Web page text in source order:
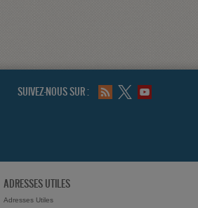
SUIVEZ-NOUS SUR :
ADRESSES UTILES
Adresses Utiles